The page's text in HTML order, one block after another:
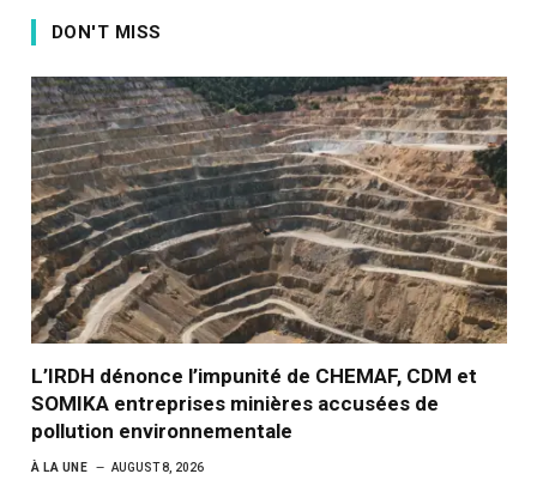
DON'T MISS
L’IRDH dénonce l’impunité de CHEMAF, CDM et
SOMIKA entreprises minières accusées de
pollution environnementale
À LA UNE AUGUST 8, 2026